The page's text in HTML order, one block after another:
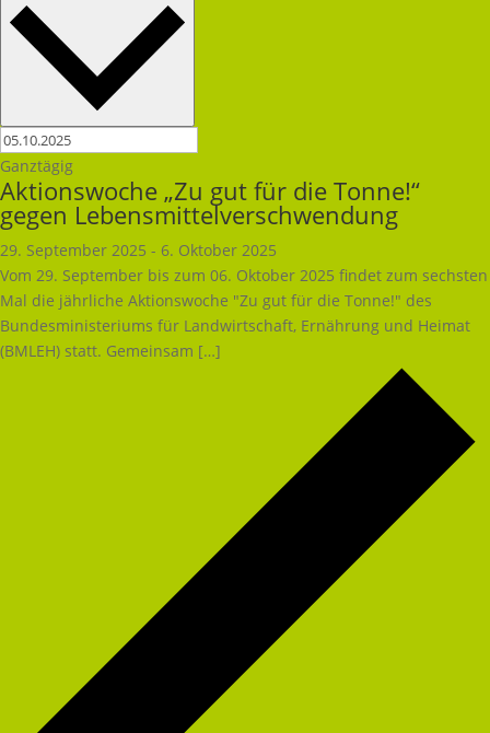
Ganztägig
Aktionswoche „Zu gut für die Tonne!“
gegen Lebensmittelverschwendung
29. September 2025 - 6. Oktober 2025
Vom 29. September bis zum 06. Oktober 2025 findet zum sechsten
Mal die jährliche Aktionswoche "Zu gut für die Tonne!" des
Bundesministeriums für Landwirtschaft, Ernährung und Heimat
(BMLEH) statt. Gemeinsam […]